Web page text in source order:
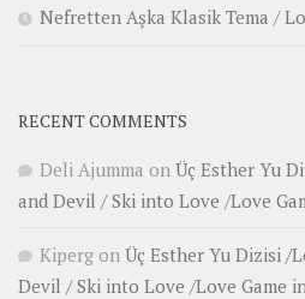
Nefretten Aşka Klasik Tema /
RECENT COMMENTS
Deli Ajumma on Üç Esther Yu
and Devil / Ski into Love /Love
Kiperg on Üç Esther Yu Dizisi /
Devil / Ski into Love /Love Game